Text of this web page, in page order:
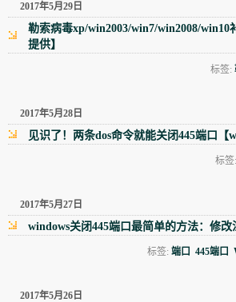
2017年5月29日
勒索病毒xp/win2003/win7/win2008/win10
提供】
标签:
2017年5月28日
见识了！两条dos命令就能关闭445端口【
标
2017年5月27日
windows关闭445端口最简单的方法：修改
标签:端口 445端口
2017年5月26日